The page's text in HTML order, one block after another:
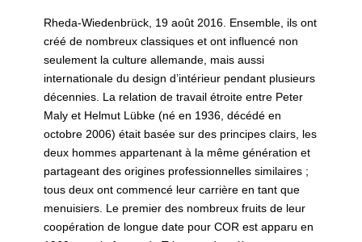
Rheda-Wiedenbrück, 19 août 2016. Ensemble, ils ont
créé de nombreux classiques et ont influencé non
seulement la culture allemande, mais aussi
internationale du design d’intérieur pendant plusieurs
décennies. La relation de travail étroite entre Peter
Maly et Helmut Lübke (né en 1936, décédé en
octobre 2006) était basée sur des principes clairs, les
deux hommes appartenant à la même génération et
partageant des origines professionnelles similaires ;
tous deux ont commencé leur carrière en tant que
menuisiers. Le premier des nombreux fruits de leur
coopération de longue date pour COR est apparu en